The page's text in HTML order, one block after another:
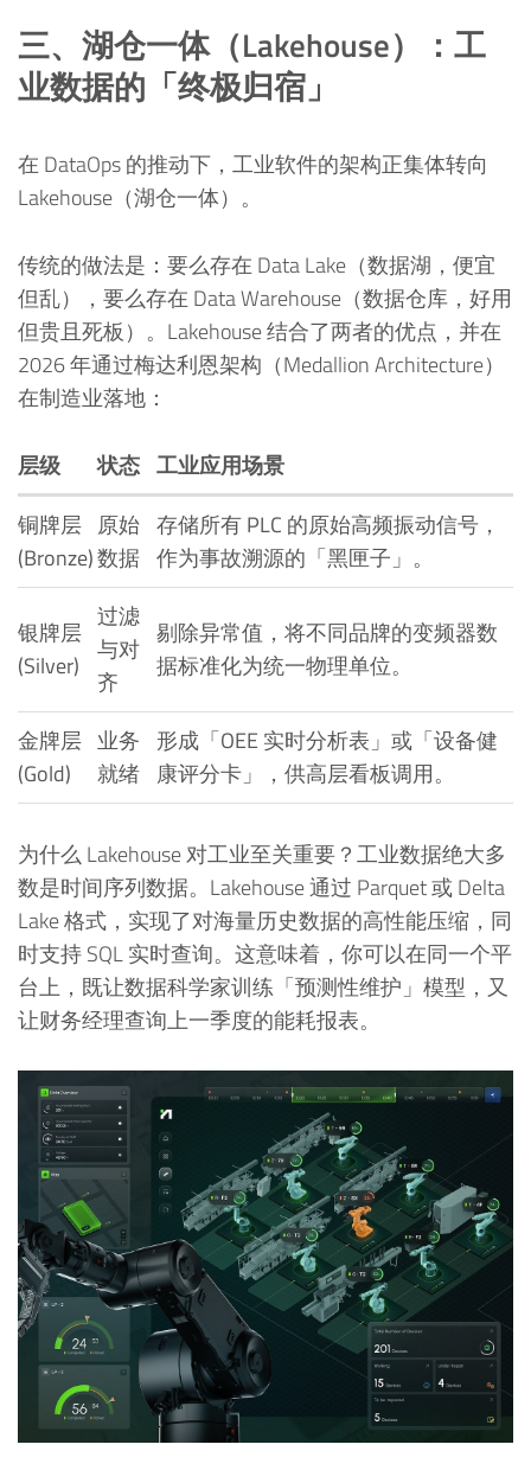
三、湖仓一体（Lakehouse）：工
业数据的「终极归宿」
在 DataOps 的推动下，工业软件的架构正集体转向
Lakehouse（湖仓一体）。
传统的做法是：要么存在 Data Lake（数据湖，便宜
但乱），要么存在 Data Warehouse（数据仓库，好用
但贵且死板）。Lakehouse 结合了两者的优点，并在
2026 年通过梅达利恩架构（Medallion Architecture）
在制造业落地：
层级 状态 工业应用场景
铜牌层
(Bronze)
原始
数据
存储所有 PLC 的原始高频振动信号，
作为事故溯源的「黑匣子」。
银牌层
(Silver)
过滤
与对
齐
剔除异常值，将不同品牌的变频器数
据标准化为统一物理单位。
金牌层
(Gold)
业务
就绪
形成「OEE 实时分析表」或「设备健
康评分卡」，供高层看板调用。
为什么 Lakehouse 对工业至关重要？工业数据绝大多
数是时间序列数据。Lakehouse 通过 Parquet 或 Delta
Lake 格式，实现了对海量历史数据的高性能压缩，同
时支持 SQL 实时查询。这意味着，你可以在同一个平
台上，既让数据科学家训练「预测性维护」模型，又
让财务经理查询上一季度的能耗报表。